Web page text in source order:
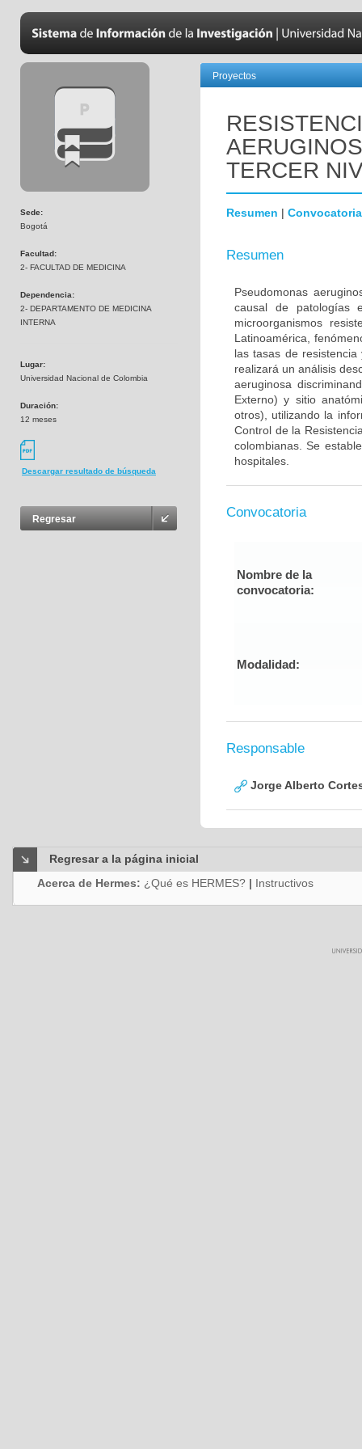
Sede:
Bogotá
Facultad:
2- FACULTAD DE MEDICINA
Dependencia:
2- DEPARTAMENTO DE MEDICINA
INTERNA
Lugar:
Universidad Nacional de Colombia
Duración:
12 meses
Descargar resultado de búsqueda
Regresar
Proyectos
TERCER
Resumen | Convocatoria
Resumen
Pseudomonas
causal de patologías
microorganismos
Latinoamérica,
las tasas de
realizará un análisis
aeruginosa
Externo) y sitio
otros), utilizando la
Control de la
colombianas. Se
hospitales.
Convocatoria
Nombre de la
convocatoria:
Modalidad:
Responsable
Jorge Alberto
Regresar a la página inicial
Acerca de Hermes: ¿Qué es HERMES? | Instructivos